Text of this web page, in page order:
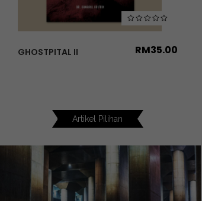
GHOSTPITAL II RM35.00
Artikel Pilihan